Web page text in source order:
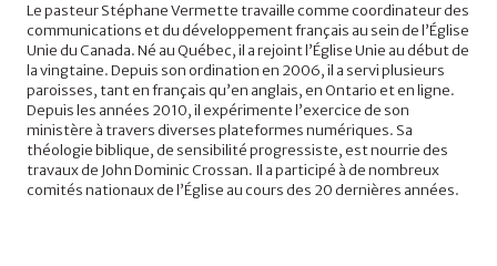
Le pasteur Stéphane Vermette travaille comme coordinateur des
communications et du développement français au sein de l’Église
Unie du Canada. Né au Québec, il a rejoint l’Église Unie au début de
la vingtaine. Depuis son ordination en 2006, il a servi plusieurs
paroisses, tant en français qu’en anglais, en Ontario et en ligne.
Depuis les années 2010, il expérimente l’exercice de son
ministère à travers diverses plateformes numériques. Sa
théologie biblique, de sensibilité progressiste, est nourrie des
travaux de John Dominic Crossan. Il a participé à de nombreux
comités nationaux de l’Église au cours des 20 dernières années.